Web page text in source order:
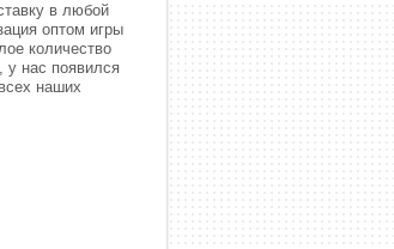
в любой
оптом игры
количество
у нас появился
наших